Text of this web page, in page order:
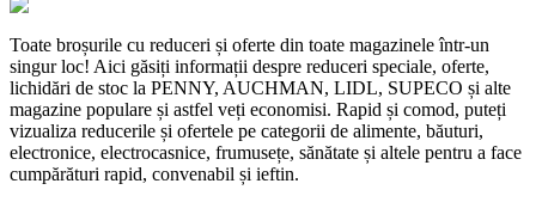
Toate broșurile cu reduceri și oferte din toate magazinele într-un
singur loc! Aici găsiți informații despre reduceri speciale, oferte,
lichidări de stoc la PENNY, AUCHMAN, LIDL, SUPECO și alte
magazine populare și astfel veți economisi. Rapid și comod, puteți
vizualiza reducerile și ofertele pe categorii de alimente, băuturi,
electronice, electrocasnice, frumusețe, sănătate și altele pentru a face
cumpărături rapid, convenabil și ieftin.